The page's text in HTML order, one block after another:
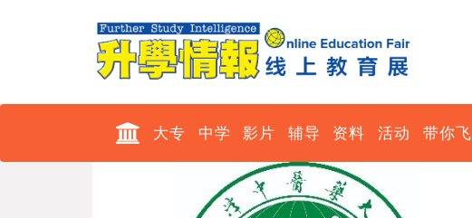
大专 中学 影片 辅导 资料 活动 带你飞